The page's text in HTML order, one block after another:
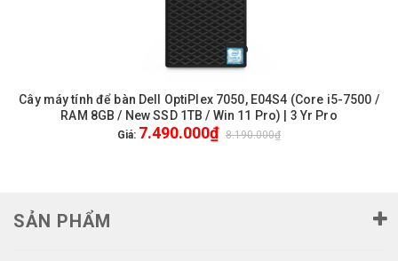
Cây máy tính để bàn Dell OptiPlex 7050, E04S4 (Core i5-7500 /
RAM 8GB / New SSD 1TB / Win 11 Pro) | 3 Yr Pro
Giá: 7.490.000₫ 8.190.000₫
SẢN PHẨM